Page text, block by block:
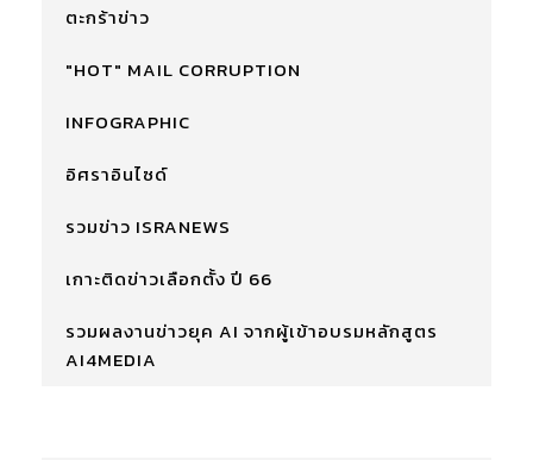
ตะกร้าข่าว
"HOT" MAIL CORRUPTION
INFOGRAPHIC
อิศราอินไซด์
รวมข่าว ISRANEWS
เกาะติดข่าวเลือกตั้ง ปี 66
รวมผลงานข่าวยุค AI จากผู้เข้าอบรมหลักสูตร
AI4MEDIA